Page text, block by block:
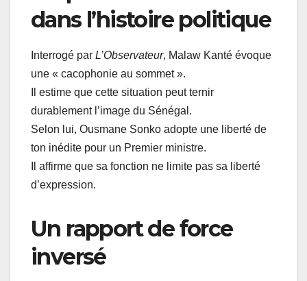
dans l’histoire politique
Interrogé par L’Observateur, Malaw Kanté évoque
une « cacophonie au sommet ».
Il estime que cette situation peut ternir
durablement l’image du Sénégal.
Selon lui, Ousmane Sonko adopte une liberté de
ton inédite pour un Premier ministre.
Il affirme que sa fonction ne limite pas sa liberté
d’expression.
Un rapport de force
inversé